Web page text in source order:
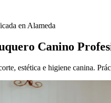
en Alameda
Canino
estética e higiene canina.